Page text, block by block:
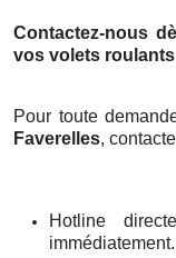
Contactez-nous
vos volets
Pour toute
Faverelles,
Hotline
immédiatement.